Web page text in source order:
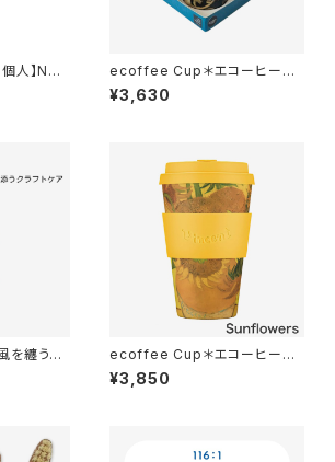
人】NPO
ワーク
ecoffee Cup＊エコーヒーカ
ップ＊Skull ( スカル )*350ml
＊Van Gogh＊ヴァン・ゴッホ
¥3,630
を纏う天
料不使用
ecoffee Cup＊エコーヒーカ
ップ＊400ml＊Van Gogh＊ヴ
ァン・ゴッホ＊全3色 PLA
¥3,850